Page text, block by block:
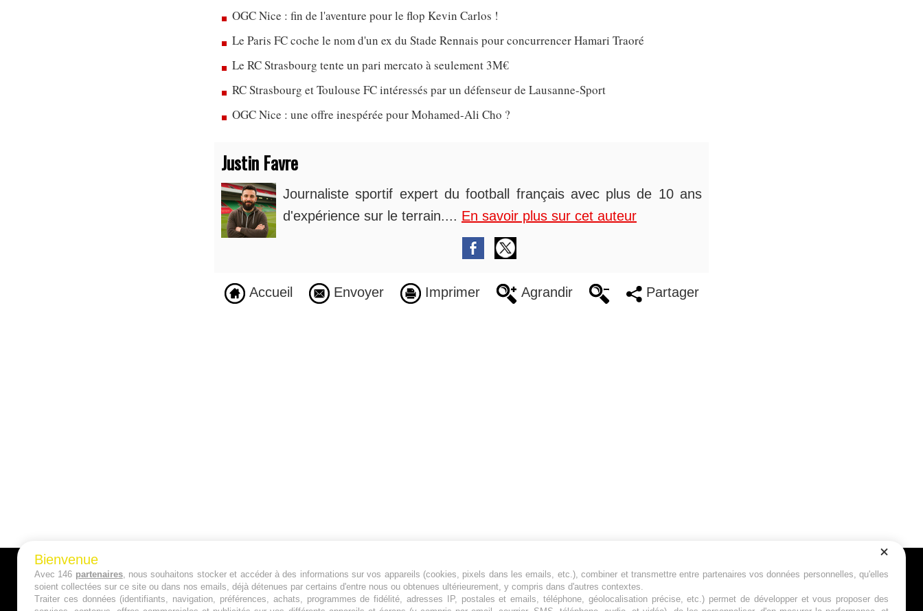
OGC Nice : fin de l'aventure pour le flop Kevin Carlos !
Le Paris FC coche le nom d'un ex du Stade Rennais pour concurrencer Hamari Traoré
Le RC Strasbourg tente un pari mercato à seulement 3M€
RC Strasbourg et Toulouse FC intéressés par un défenseur de Lausanne-Sport
OGC Nice : une offre inespérée pour Mohamed-Ali Cho ?
Justin Favre
Journaliste sportif expert du football français avec plus de 10 ans
d'expérience sur le terrain.... En savoir plus sur cet auteur
Accueil Envoyer Imprimer Agrandir Partager
A PROPOS
Jeunesfooteux est un média sportif qui traite
principalement de l'actualité de la Ligue 1 et
Suivez-nous
Bienvenue
Avec 146 partenaires, nous souhaitons stocker et accéder à des informations sur vos appareils (cookies, pixels dans les emails, etc.), combiner et transmettre entre partenaires vos données personnelles, qu'elles
soient collectées sur ce site ou dans nos emails, déjà détenues par certains d'entre nous ou obtenues ultérieurement, y compris dans d'autres contextes.
Traiter ces données (identifiants, navigation, préférences, achats, programmes de fidélité, adresses IP, postales et emails, téléphone, géolocalisation précise, etc.) permet de développer et vous proposer des